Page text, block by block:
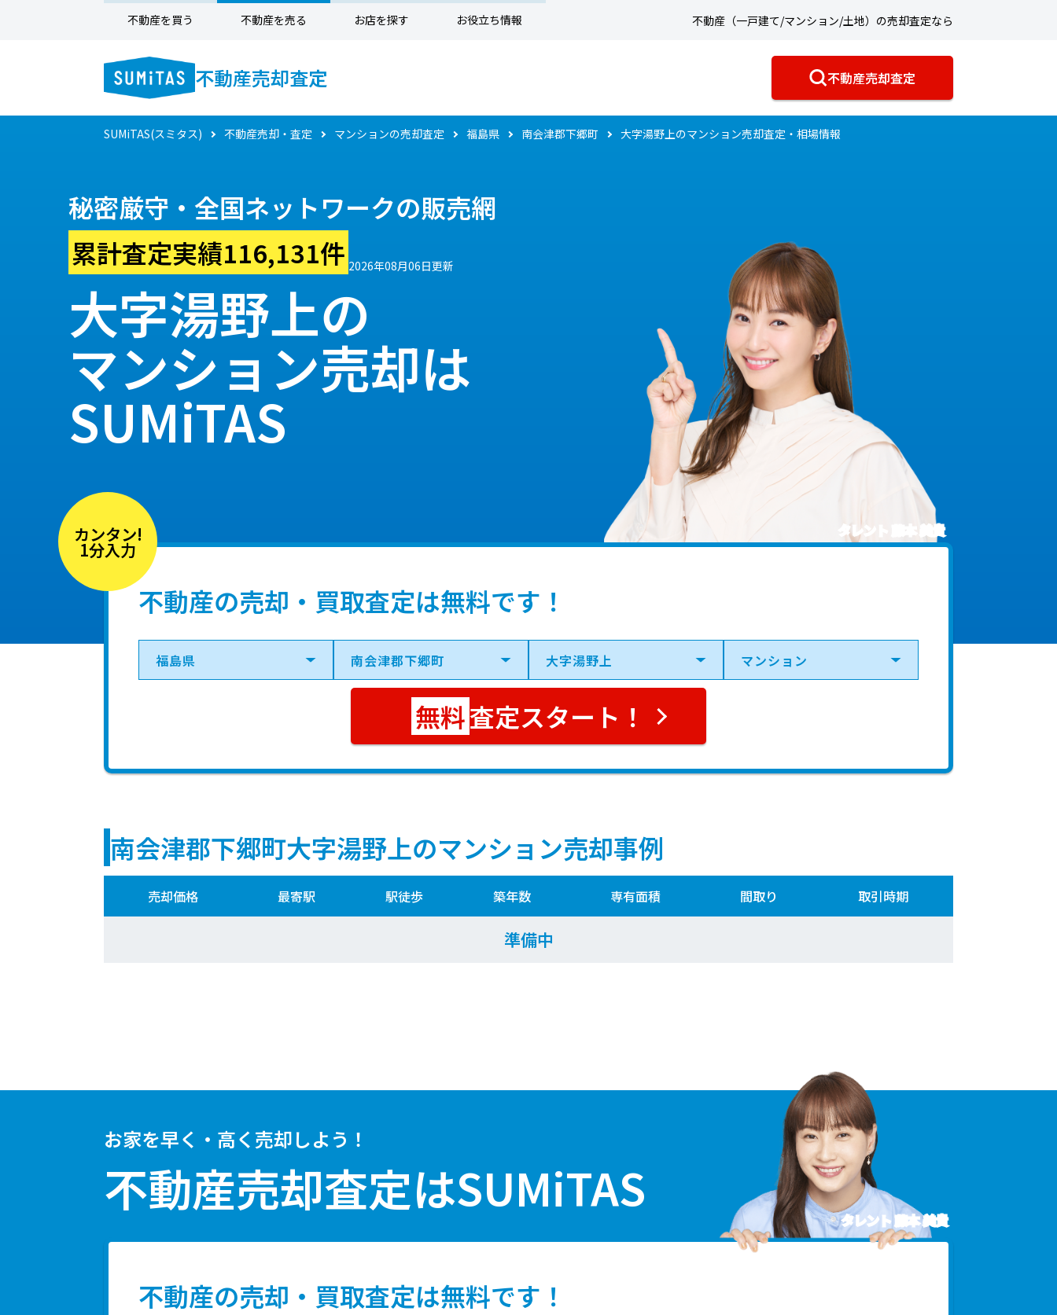
不動産を買う 不動産を売る お店を探す お役立ち情報 不動産（一戸建て/マンション/土地）の売却査定なら
不動産売却査定 不動産売却査定
SUMiTAS(スミタス) 不動産売却・査定 マンションの売却査定 福島県 南会津郡下郷町 大字湯野上のマンション売却査定・相場情報
秘密厳守・全国ネットワークの販売網
累計査定実績116,131件 2026年08月06日更新
大字湯野上の
マンション売却は
SUMiTAS
タレント 藤本 美貴
カンタン!
1分入力
不動産の売却・買取査定は無料です！
査定スタート！
南会津郡下郷町大字湯野上のマンション売却事例
売却価格 最寄駅 駅徒歩 築年数 専有面積 間取り 取引時期
準備中
お家を早く・高く売却しよう！
不動産売却査定はSUMiTAS
不動産の売却・買取査定は無料です！
タレント 藤本 美貴